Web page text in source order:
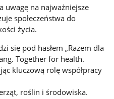
uwagę na najważniejsze
społeczeństwa do
życia.
się pod hasłem „Razem dla
Together for health.
kluczową rolę współpracy
roślin i środowiska.